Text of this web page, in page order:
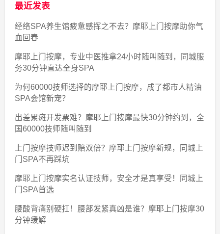
最近发表
经络SPA养生馆疲惫感挥之不去？摩耶上门按摩助你气
血回春
摩耶上门按摩，专业中医推拿24小时随叫随到，同城服
务30分钟直达全身SPA
为何60000技师选择的摩耶上门按摩，成了都市人精油
SPA会馆新宠？
出差累瘫开发票难？摩耶上门按摩最快30分钟约到，全
国60000技师随叫随到
上门按摩技师迟到赔双倍？摩耶上门按摩新规，同城上
门SPA不再踩坑
摩耶上门按摩实名认证技师，安全才是真享受！同城上
门SPA首选
腰酸背痛别硬扛！腰部发紧真凶是谁？摩耶上门按摩30
分钟缓解